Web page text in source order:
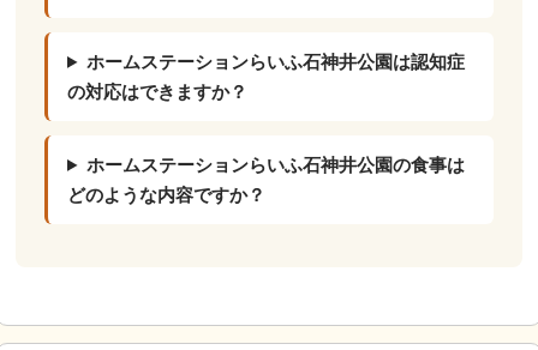
ホームステーションらいふ石神井公園は認知症
の対応はできますか？
ホームステーションらいふ石神井公園の食事は
どのような内容ですか？